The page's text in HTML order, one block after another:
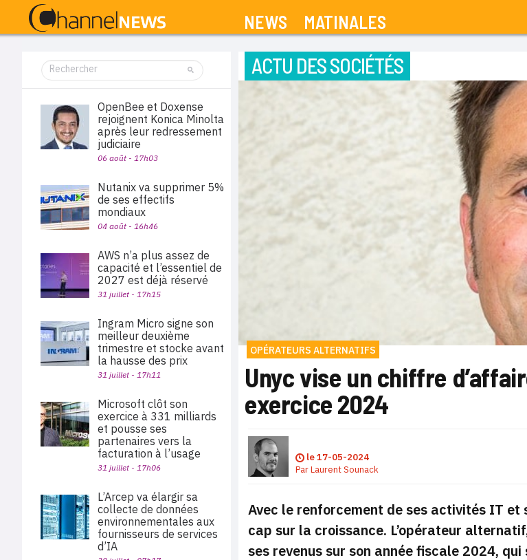
NEWS MATINALES
ACTU DES SOCIÉTÉS
OPÉRATEURS ALTERNATIFS
Unyc vise un chiffre
exercice 2024
le17-05-2024
ParLaurent Sounack
Avec le renforcement de ses activités IT
cap sur la croissance. L’opérateur
ses revenus sur son année fiscale 2024,
OpenBee et Doxense
rejoignent Konica Minolta
après leur redressement
judiciaire
06 août - 17h03
Nutanix va supprimer 5%
de ses effectifs
mondiaux
04 août - 16h46
AWS n’a plus assez de
capacité et l’essentiel de
2027 est déjà réservé
31 juillet - 17h15
Ingram Micro signe son
meilleur deuxième
trimestre et stocke avant
la hausse des prix
31 juillet - 17h11
Microsoft clôt son
exercice à 331 milliards
et pousse ses
partenaires vers la
facturation à l’usage
31 juillet - 17h06
L’Arcep va élargir sa
collecte de données
environnementales aux
fournisseurs de services
d’IA